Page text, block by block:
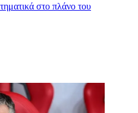
στο πλάνο του